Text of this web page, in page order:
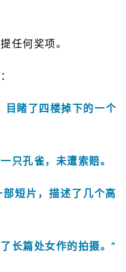
任何奖项。
目睹了四楼掉下的一个
只孔雀，未遭索赔。
短片，描述了几个高
长篇处女作的拍摄。”